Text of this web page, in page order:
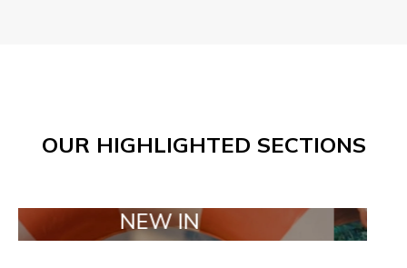
OUR HIGHLIGHTED SECTIONS
NEW IN TAILOR